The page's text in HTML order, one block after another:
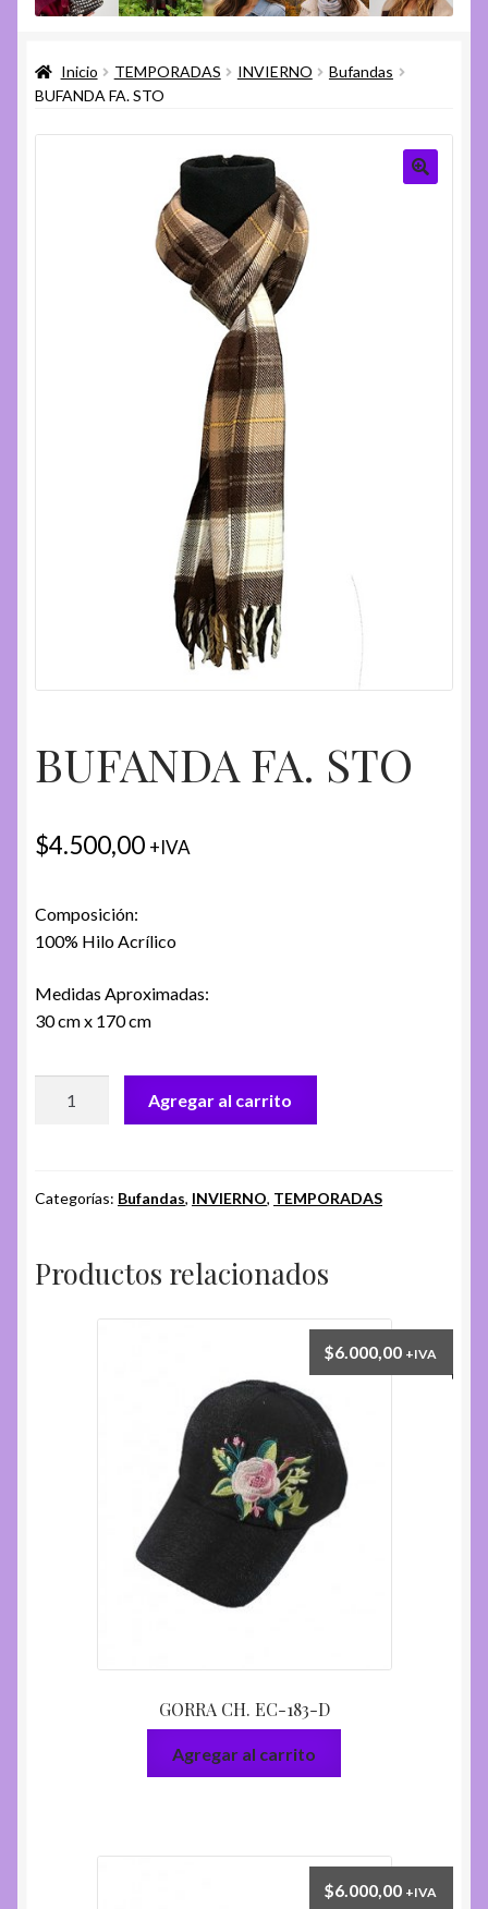
menú
Ayuda
menú
hijo
Inicio TEMPORADAS INVIERNO
Bufandas
BUFANDA FA. STO
BUFANDA FA. STO
$4.500,00 +IVA
Composición:
100% Hilo Acrílico
Medidas Aproximadas:
30 cm x 170 cm
Agregar al carrito
Categorías: Bufandas, INVIERNO, TEMPORADAS
Productos relacionados
GORRA CH. EC-183-D
$6.000,00 +IVA
Agregar al carrito
$6.000,00 +IVA